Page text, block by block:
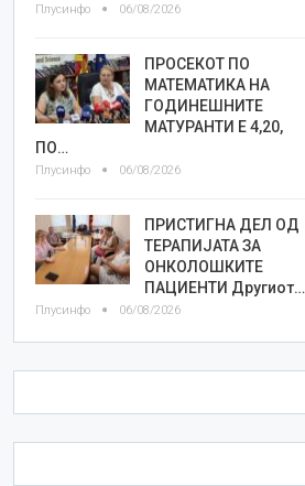
Плусинфо 06/08/2026
ПРОСЕКОТ ПО
МАТЕМАТИКА НА
ГОДИНЕШНИТЕ
МАТУРАНТИ Е 4,20,
ПО…
Плусинфо 06/08/2026
ПРИСТИГНА ДЕЛ ОД
ТЕРАПИЈАТА ЗА
ОНКОЛОШКИТЕ
ПАЦИЕНТИ Другиот…
Плусинфо 06/08/2026